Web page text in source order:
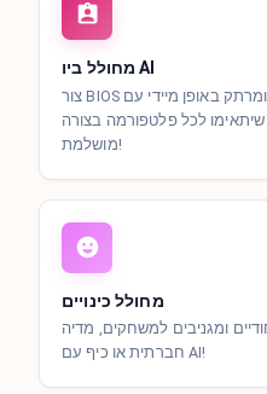
מחולל ביו AI
צור BIOS מקצועי ומרתק באופן מיידי עם AI. התאמה אישית של
שיתאימו לכל פלטפורמה בצורה
מושלמת!
מחולל כינויים
ומגניבים למשחקים, מדיה
חברתית או כיף עם AI!